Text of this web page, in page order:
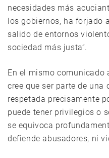
necesidades más
los gobiernos, ha forjado
salido de entornos
sociedad más justa”.
En el mismo comunicado
cree que ser parte de
respetada precisamente
puede tener privilegios o
se equivoca
defiende abusadores, ni